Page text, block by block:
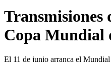
Transmisiones
Copa Mundial
El 11 de junio arranca el